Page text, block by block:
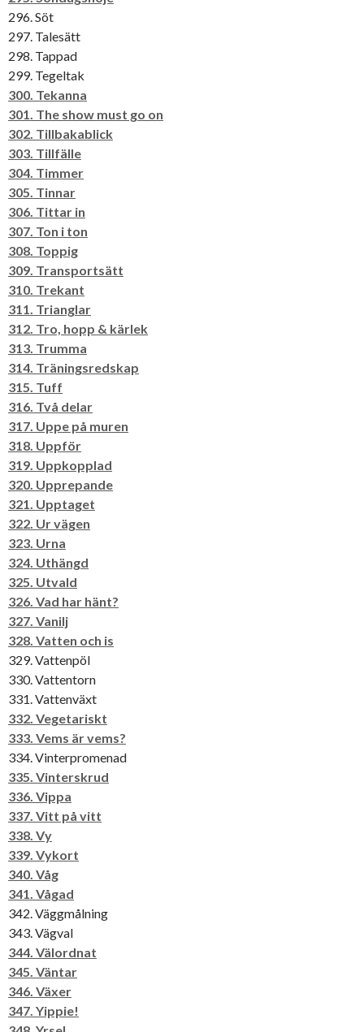
296. Söt
297. Talesätt
298. Tappad
299. Tegeltak
300. Tekanna
301. The show must go on
302. Tillbakablick
303. Tillfälle
304. Timmer
305. Tinnar
306. Tittar in
307. Ton i ton
308. Toppig
309. Transportsätt
310. Trekant
311. Trianglar
312. Tro, hopp & kärlek
313. Trumma
314. Träningsredskap
315. Tuff
316. Två delar
317. Uppe på muren
318. Uppför
319. Uppkopplad
320. Upprepande
321. Upptaget
322. Ur vägen
323. Urna
324. Uthängd
325. Utvald
326. Vad har hänt?
327. Vanilj
328. Vatten och is
329. Vattenpöl
330. Vattentorn
331. Vattenväxt
332. Vegetariskt
333. Vems är vems?
334. Vinterpromenad
335. Vinterskrud
336. Vippa
337. Vitt på vitt
338. Vy
339. Vykort
340. Våg
341. Vågad
342. Väggmålning
343. Vägval
344. Välordnat
345. Väntar
346. Växer
347. Yippie!